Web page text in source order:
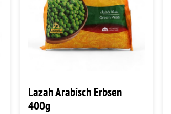
Lazah Arabisch Erbsen
400g